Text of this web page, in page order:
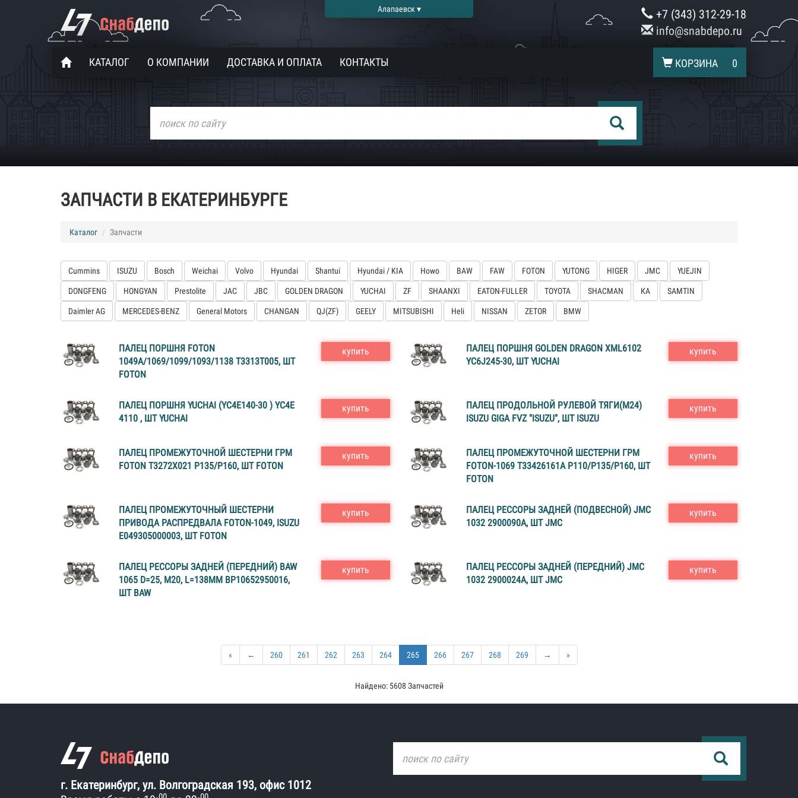
Алапаевск ▾
+7 (343) 312-29-18
info@snabdepo.ru
КАТАЛОГ О КОМПАНИИ ДОСТАВКА И ОПЛАТА КОНТАКТЫ КОРЗИНА 0
ЗАПЧАСТИ В ЕКАТЕРИНБУРГЕ
Каталог Запчасти
Cummins ISUZU Bosch Weichai Volvo Hyundai Shantui Hyundai / KIA Howo BAW FAW FOTON YUTONG HIGER JMC YUEJIN
DONGFENG HONGYAN Prestolite JAC JBC GOLDEN DRAGON YUCHAI ZF SHAANXI EATON-FULLER TOYOTA SHACMAN КА SAMTIN
Daimler AG MERCEDES-BENZ General Motors CHANGAN QJ(ZF) GEELY MITSUBISHI Heli NISSAN ZETOR BMW
ПАЛЕЦ ПОРШНЯ FOTON
1049А/1069/1099/1093/1138 Т3313T005, ШТ
FOTON
купить
ПАЛЕЦ ПОРШНЯ GOLDEN DRAGON XML6102
YC6J245-30, ШТ YUCHAI
купить
ПАЛЕЦ ПОРШНЯ YUCHAI (YC4E140-30 ) YC4E
4110 , ШТ YUCHAI
купить
ПАЛЕЦ ПРОДОЛЬНОЙ РУЛЕВОЙ ТЯГИ(М24)
ISUZU GIGA FVZ "ISUZU", ШТ ISUZU
купить
ПАЛЕЦ ПРОМЕЖУТОЧНОЙ ШЕСТЕРНИ ГРM
FOTON Т3272Х021 P135/P160, ШТ FOTON
купить
ПАЛЕЦ ПРОМЕЖУТОЧНОЙ ШЕСТЕРНИ ГРM
FOTON-1069 Т33426161А P110/P135/P160, ШТ
FOTON
купить
ПАЛЕЦ ПРОМЕЖУТОЧНЫЙ ШЕСТЕРНИ
ПРИВОДА РАСПРЕДВАЛА FOTON-1049, ISUZU
Е049305000003, ШТ FOTON
купить
ПАЛЕЦ РЕССОРЫ ЗАДНЕЙ (ПОДВЕСНОЙ) JMC
1032 2900090A, ШТ JMC
купить
ПАЛЕЦ РЕССОРЫ ЗАДНЕЙ (ПЕРЕДНИЙ) BAW
1065 D=25, M20, L=138MM ВР10652950016,
ШТ BAW
купить
ПАЛЕЦ РЕССОРЫ ЗАДНЕЙ (ПЕРЕДНИЙ) JMC
1032 2900024A, ШТ JMC
купить
« ← 260 261 262 263 264 265 266 267 268 269 → »
Найдено: 5608 Запчастей
г. Екатеринбург, ул. Волгоградская 193, офис 1012